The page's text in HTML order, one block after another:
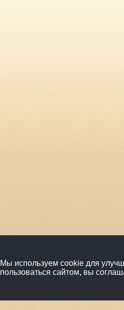
Мы используем cookie для
пользоваться сайтом, вы